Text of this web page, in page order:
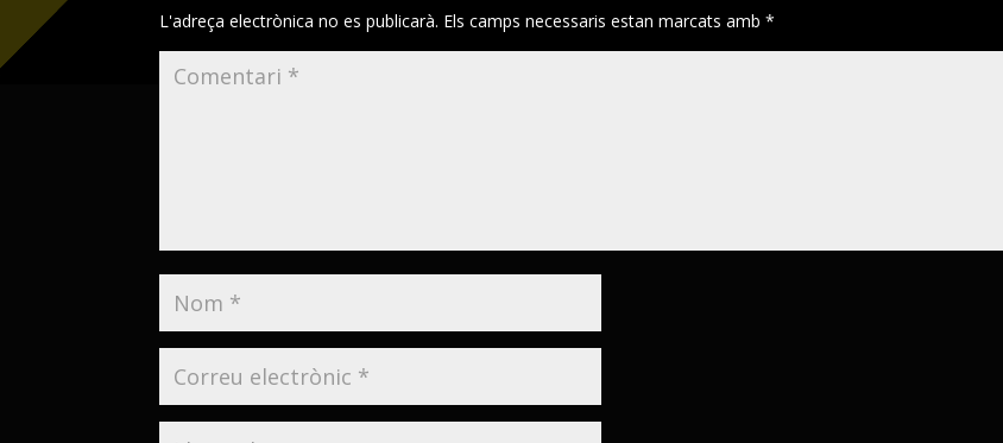
L'adreça electrònica no es publicarà. Els camps necessaris estan marcats amb*